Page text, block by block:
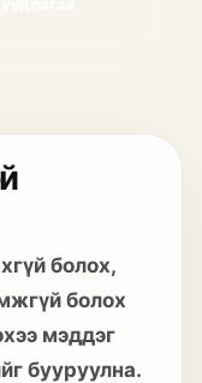
болох,
болох
мэддэг
бууруулна.